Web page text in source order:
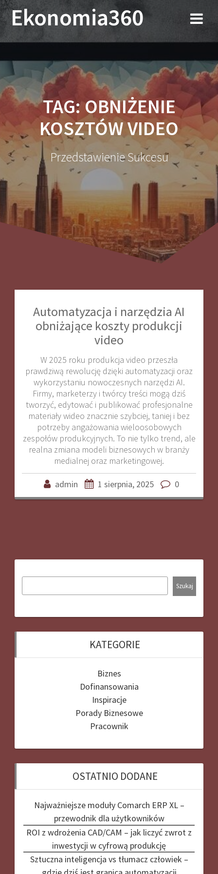
do
treści
Ekonomia360
TAG:OBNIŻENIE
KOSZTÓW VIDEO
Przedstawienie Sukcesu
Automatyzacja i narzędzia AI
obniżające koszty produkcji
video
W 2025 roku produkcja video przeszła
prawdziwą rewolucję dzięki automatyzacji oraz
wykorzystaniu nowoczesnych narzędzi AI.
Firmy, marketerzy i twórcy treści mogą dziś
tworzyć, edytować i publikować profesjonalne
materiały wideo znacznie szybciej, taniej i bez
potrzeby angażowania wieloosobowych
zespołów produkcyjnych. To nie tylko trend, ale
realna zmiana modeli biznesowych w branży
medialnej oraz marketingowej.
admin 1 sierpnia, 2025 0
Szukaj
KATEGORIE
Biznes
Dofinansowania
Inspiracje
Porady Biznesowe
Pracownik
OSTATNIO DODANE
Najważniejsze moduły Comarch ERP XL –
przewodnik dla użytkowników
ROI z wdrożenia CAD/CAM – jak liczyć zwrot z
inwestycji w cyfrową produkcję
Sztuczna inteligencja vs tłumacz człowiek –